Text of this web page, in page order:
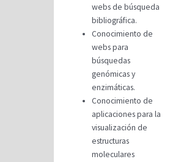
webs de búsqueda
bibliográfica.
Conocimiento de
webs para
búsquedas
genómicas y
enzimáticas.
Conocimiento de
aplicaciones para la
visualización de
estructuras
moleculares